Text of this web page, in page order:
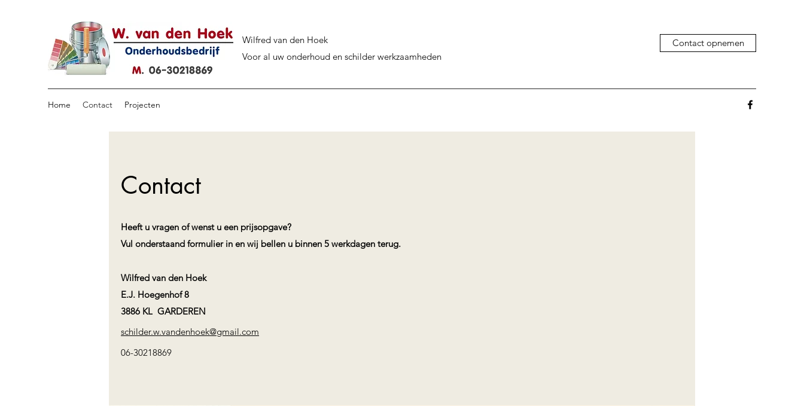
Wilfred van den Hoek
Voor al uw onderhoud en schilder werkzaamheden
Contact opnemen
Home Contact Projecten
Contact
Heeft u vragen of wenst u een prijsopgave?
Vul onderstaand formulier in en wij bellen u binnen 5 werkdagen terug.
Wilfred van den Hoek
E.J. Hoegenhof 8
3886 KL GARDEREN
schilder.w.vandenhoek@gmail.com
06-30218869